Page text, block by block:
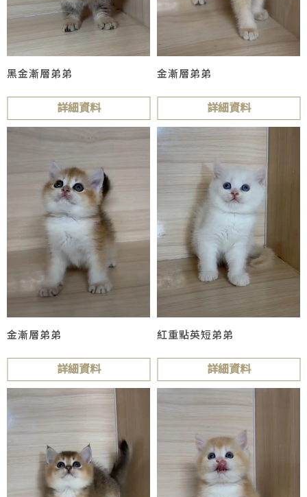
黑金漸層弟弟
詳細資料
金漸層弟弟
詳細資料
金漸層弟弟
詳細資料
紅重點英短弟弟
詳細資料